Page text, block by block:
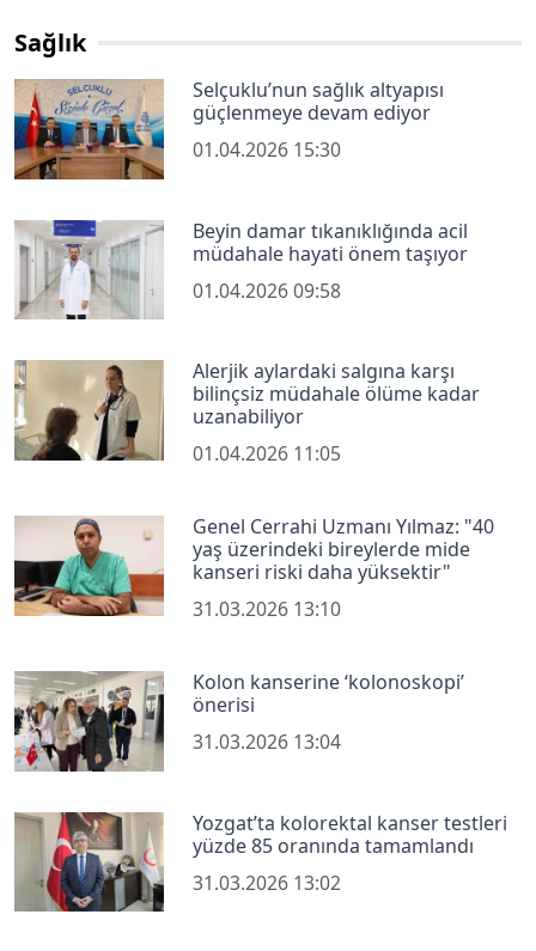
Sağlık
Selçuklu’nun sağlık altyapısı
güçlenmeye devam ediyor
01.04.2026 15:30
Beyin damar tıkanıklığında acil
müdahale hayati önem taşıyor
01.04.2026 09:58
Alerjik aylardaki salgına karşı
bilinçsiz müdahale ölüme kadar
uzanabiliyor
01.04.2026 11:05
Genel Cerrahi Uzmanı Yılmaz: "40
yaş üzerindeki bireylerde mide
kanseri riski daha yüksektir"
31.03.2026 13:10
Kolon kanserine ‘kolonoskopi’
önerisi
31.03.2026 13:04
Yozgat’ta kolorektal kanser testleri
yüzde 85 oranında tamamlandı
31.03.2026 13:02